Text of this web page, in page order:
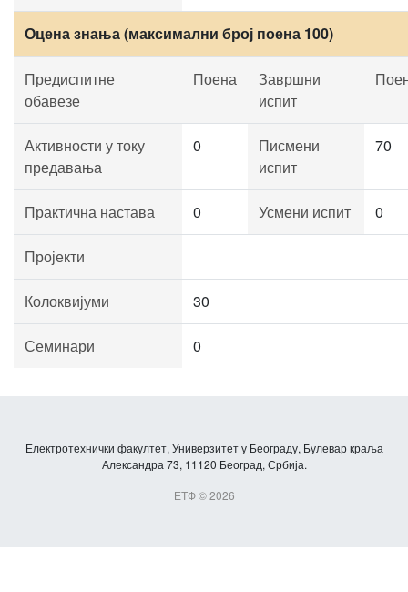
Оцена знања (максимални број поена 100)
Предиспитне
обавезе
Поена
Завршни
испит
Активности у току
предавања
0
Писмени
испит
70
Практична настава 0 Усмени испит 0
Пројекти
Колоквијуми 30
Семинари 0
Електротехнички факултет, Универзитет у Београду, Булевар краља
Александра 73, 11120 Београд, Србија.
ЕТФ © 2026